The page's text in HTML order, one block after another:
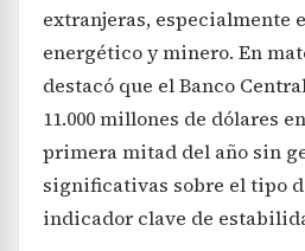
extranjeras, especialmente
energético y minero. En
destacó que el Banco
11.000 millones de dólares
primera mitad del año sin
significativas sobre el tipo
indicador clave de